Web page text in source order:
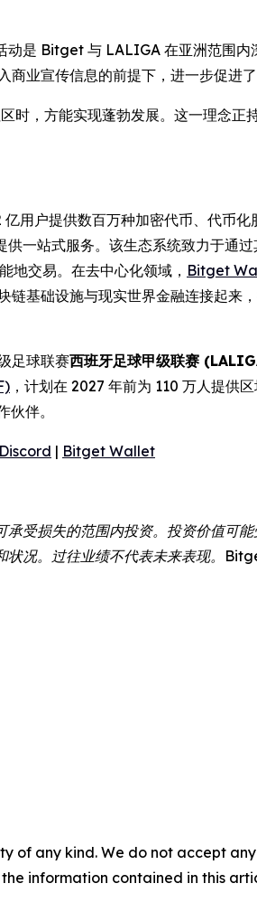
是 Bitget 与 LALIGA 在亚洲范围
业宣传信息的前提下，进一步促进了
时，方能实现蓬勃发展。这一理念
用户提供数百万种加密代币、代币
供一站式服务。该生态系统致力于通
地交易。在去中心化领域， Bitget
基础设施与现实世界金融连接起来
足球联赛西班牙足球甲级联赛
，计划在 2027 年前为 110 万人提供
伙伴。
Discord | Bitget Wallet
受损失的范围内投资。投资价值可
况。过往业绩不代表未来表现。
of any kind. We do not accept
information contained in this